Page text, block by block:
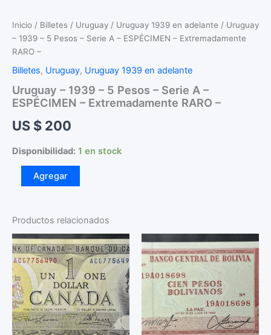
Inicio / Billetes / Uruguay / Uruguay 1939 en adelante / Uruguay
– 1939 – 5 Pesos – Serie A – ESPÉCIMEN – Extremadamente
RARO –
Billetes, Uruguay, Uruguay 1939 en adelante
Uruguay – 1939 – 5 Pesos – Serie A –
ESPÉCIMEN – Extremadamente RARO –
US $ 200
Disponibilidad: 1 en stock
Uruguay
5
Pesos
-
Serie
A
-
ESPÉCIMEN
-
Extremadamente
RARO
Agregar
Productos relacionados